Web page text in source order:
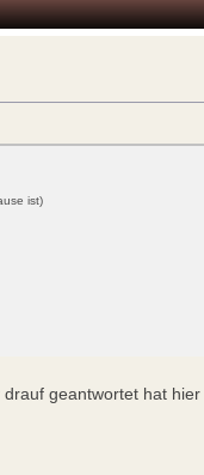
ist)
geantwortet hat hier